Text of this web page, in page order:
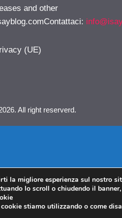
and other
:
(UE)
All right reserverd.
la migliore esperienza sul nostro
lo scroll o chiudendo il
stiamo utilizzando o come